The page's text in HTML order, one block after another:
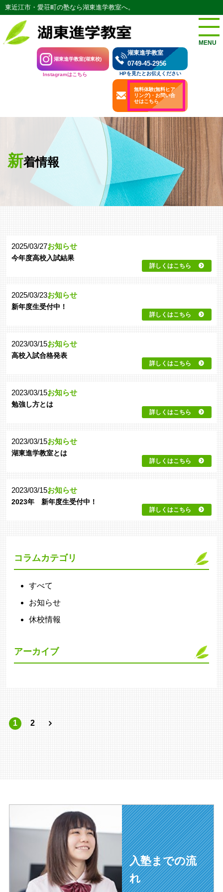
東近江市・愛荘町の塾なら湖東進学教室へ。
湖東進学教室(湖東校)
Instagramはこちら
湖東進学教室
0749-45-2956
HPを見たとお伝えください
無料体験(無料ヒア
リング)・お問い合
せはこちら
MENU
新着情報
2025/03/27お知らせ
今年度高校入試結果
詳しくはこちら
2025/03/23お知らせ
新年度生受付中！
詳しくはこちら
2023/03/15お知らせ
高校入試合格発表
詳しくはこちら
2023/03/15お知らせ
勉強し方とは
詳しくはこちら
2023/03/15お知らせ
湖東進学教室とは
詳しくはこちら
2023/03/15お知らせ
2023年 新年度生受付中！
詳しくはこちら
コラムカテゴリ
すべて
お知らせ
休校情報
アーカイブ
1 2
入塾までの流
れ